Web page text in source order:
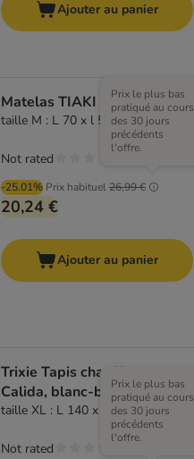
Ajouter au panier
Matelas TIAKI Teddy, cuivre
taille M : L 70 x l 50 x H 10 cm
-25.01% Prix habituel26,99 €
Prix le plus bas
pratiqué au cours
des 30 jours
précédents
l'offre.
20,24 €
Not rated
Ajouter au panier
Trixie Tapis chauffant
Calida, blanc-brun
taille XL : L 140 x l 85 cm
Prix le plus bas
pratiqué au cours
des 30 jours
précédents
l'offre.
Not rated